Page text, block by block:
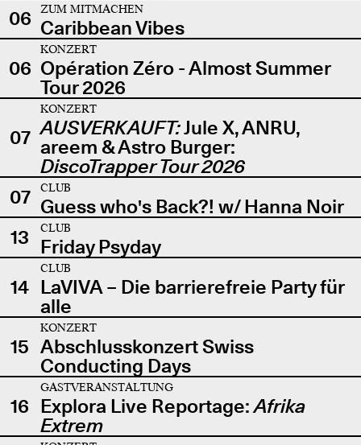
06
ZUM MITMACHEN
Caribbean Vibes
06
KONZERT
Opération Zéro - Almost Summer
Tour 2026
07
KONZERT
AUSVERKAUFT:Jule X, ANRU,
areem & Astro Burger:
DiscoTrapper Tour 2026
07
CLUB
Guess who's Back?! w/ Hanna Noir
13
CLUB
Friday Psyday
14
CLUB
LaVIVA – Die barrierefreie Party für
alle
15
KONZERT
Abschlusskonzert Swiss
Conducting Days
16
GASTVERANSTALTUNG
Explora Live Reportage:Afrika
Extrem